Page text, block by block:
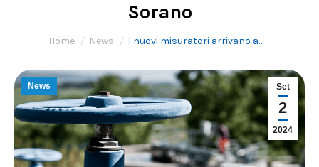
Sorano
Tu sei qui:
Home News I nuovi misuratori arrivano a…
Set
2
2024
News